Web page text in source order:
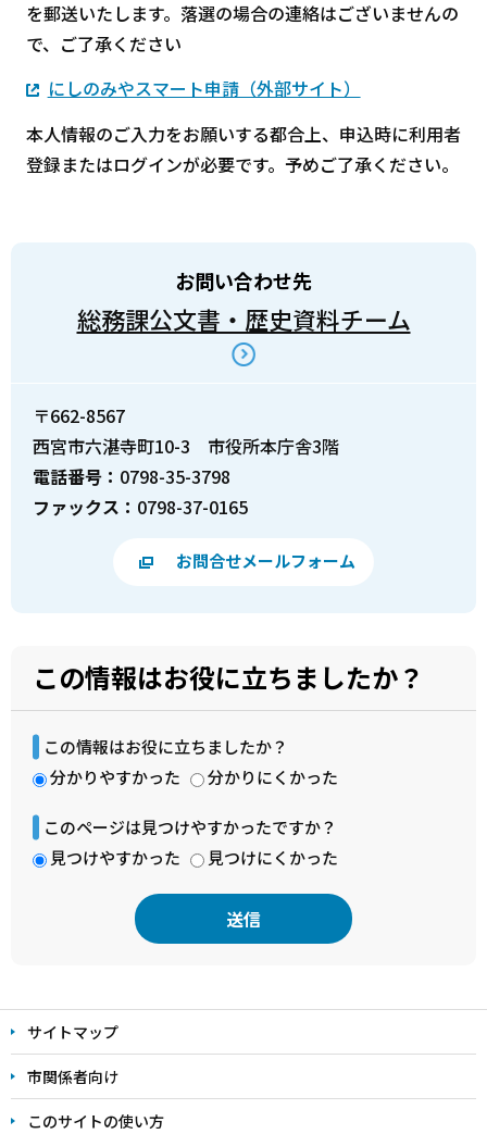
を郵送いたします。落選の場合の連絡はございませんの
で、ご了承ください
にしのみやスマート申請（外部サイト）
本人情報のご入力をお願いする都合上、申込時に利用者
登録またはログインが必要です。予めご了承ください。
お問い合わせ先
総務課公文書・歴史資料チーム
〒662-8567
西宮市六湛寺町10-3 市役所本庁舎3階
電話番号： 0798-35-3798
ファックス： 0798-37-0165
お問合せメールフォーム
この情報はお役に立ちましたか？
この情報はお役に立ちましたか？
分かりやすかった
分かりにくかった
このページは見つけやすかったですか？
見つけやすかった
見つけにくかった
文
こ
こ
ま
サイトマップ
市関係者向け
このサイトの使い方